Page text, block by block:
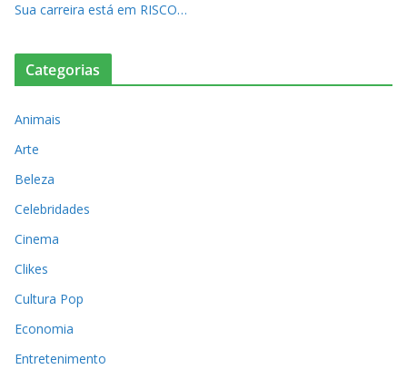
Sua carreira está em RISCO…
Categorias
Animais
Arte
Beleza
Celebridades
Cinema
Clikes
Cultura Pop
Economia
Entretenimento